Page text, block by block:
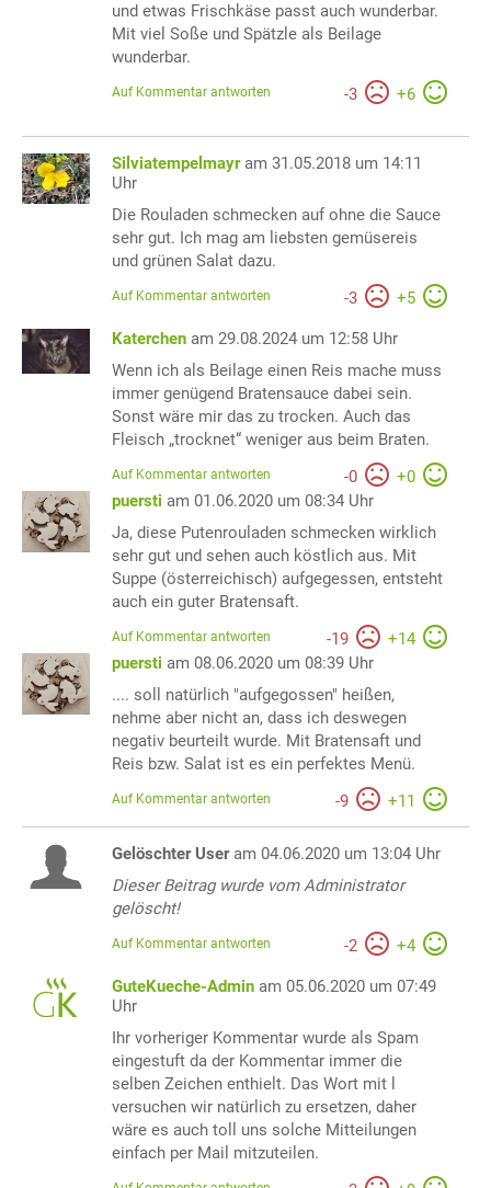
und etwas Frischkäse passt auch wunderbar.
Mit viel Soße und Spätzle als Beilage
wunderbar.
-3 +6
Auf Kommentar antworten
Silviatempelmayr am 31.05.2018 um 14:11
Uhr
Die Rouladen schmecken auf ohne die Sauce
sehr gut. Ich mag am liebsten gemüsereis
und grünen Salat dazu.
-3 +5
Auf Kommentar antworten
Katerchen am 29.08.2024 um 12:58 Uhr
Wenn ich als Beilage einen Reis mache muss
immer genügend Bratensauce dabei sein.
Sonst wäre mir das zu trocken. Auch das
Fleisch „trocknet“ weniger aus beim Braten.
-0 +0
Auf Kommentar antworten
puersti am 01.06.2020 um 08:34 Uhr
Ja, diese Putenrouladen schmecken wirklich
sehr gut und sehen auch köstlich aus. Mit
Suppe (österreichisch) aufgegessen, entsteht
auch ein guter Bratensaft.
-19 +14
Auf Kommentar antworten
puersti am 08.06.2020 um 08:39 Uhr
.... soll natürlich "aufgegossen" heißen,
nehme aber nicht an, dass ich deswegen
negativ beurteilt wurde. Mit Bratensaft und
Reis bzw. Salat ist es ein perfektes Menü.
-9 +11
Auf Kommentar antworten
Gelöschter User am 04.06.2020 um 13:04 Uhr
Dieser Beitrag wurde vom Administrator
gelöscht!
-2 +4
Auf Kommentar antworten
GuteKueche-Admin am 05.06.2020 um 07:49
Uhr
Ihr vorheriger Kommentar wurde als Spam
eingestuft da der Kommentar immer die
selben Zeichen enthielt. Das Wort mit l
versuchen wir natürlich zu ersetzen, daher
wäre es auch toll uns solche Mitteilungen
einfach per Mail mitzuteilen.